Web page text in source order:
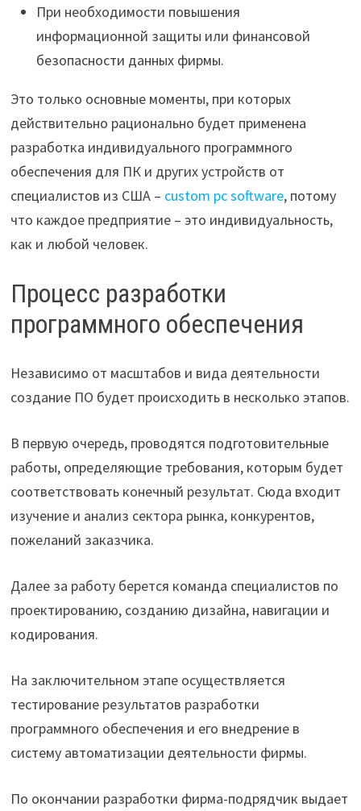
При необходимости повышения
информационной защиты или финансовой
безопасности данных фирмы.
Это только основные моменты, при которых
действительно рационально будет применена
разработка индивидуального программного
обеспечения для ПК и других устройств от
специалистов из США – custom pc software, потому
что каждое предприятие – это индивидуальность,
как и любой человек.
Процесс разработки
программного обеспечения
Независимо от масштабов и вида деятельности
создание ПО будет происходить в несколько этапов.
В первую очередь, проводятся подготовительные
работы, определяющие требования, которым будет
соответствовать конечный результат. Сюда входит
изучение и анализ сектора рынка, конкурентов,
пожеланий заказчика.
Далее за работу берется команда специалистов по
проектированию, созданию дизайна, навигации и
кодирования.
На заключительном этапе осуществляется
тестирование результатов разработки
программного обеспечения и его внедрение в
систему автоматизации деятельности фирмы.
По окончании разработки фирма-подрядчик выдает